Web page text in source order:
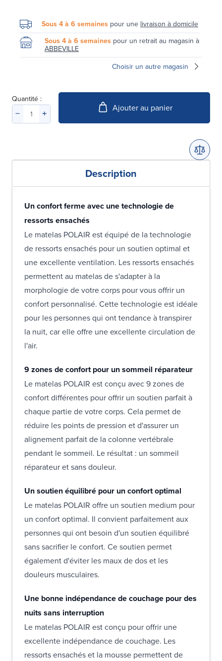
Sous 4 à 6 semaines pour une livraison à domicile
Sous 4 à 6 semaines pour un retrait au magasin à
ABBEVILLE
Choisir un autre magasin
Quantité :
Ajouter au panier
Description
Un confort ferme avec une technologie de
ressorts ensachés
Le matelas POLAIR est équipé de la technologie
de ressorts ensachés pour un soutien optimal et
une excellente ventilation. Les ressorts ensachés
permettent au matelas de s'adapter à la
morphologie de votre corps pour vous offrir un
confort personnalisé. Cette technologie est idéale
pour les personnes qui ont tendance à transpirer
la nuit, car elle offre une excellente circulation de
l'air.
9 zones de confort pour un sommeil réparateur
Le matelas POLAIR est conçu avec 9 zones de
confort différentes pour offrir un soutien parfait à
chaque partie de votre corps. Cela permet de
réduire les points de pression et d'assurer un
alignement parfait de la colonne vertébrale
pendant le sommeil. Le résultat : un sommeil
réparateur et sans douleur.
Un soutien équilibré pour un confort optimal
Le matelas POLAIR offre un soutien medium pour
un confort optimal. Il convient parfaitement aux
personnes qui ont besoin d'un soutien équilibré
sans sacrifier le confort. Ce soutien permet
également d'éviter les maux de dos et les
douleurs musculaires.
Une bonne indépendance de couchage pour des
nuits sans interruption
Le matelas POLAIR est conçu pour offrir une
excellente indépendance de couchage. Les
ressorts ensachés et la mousse permettent de